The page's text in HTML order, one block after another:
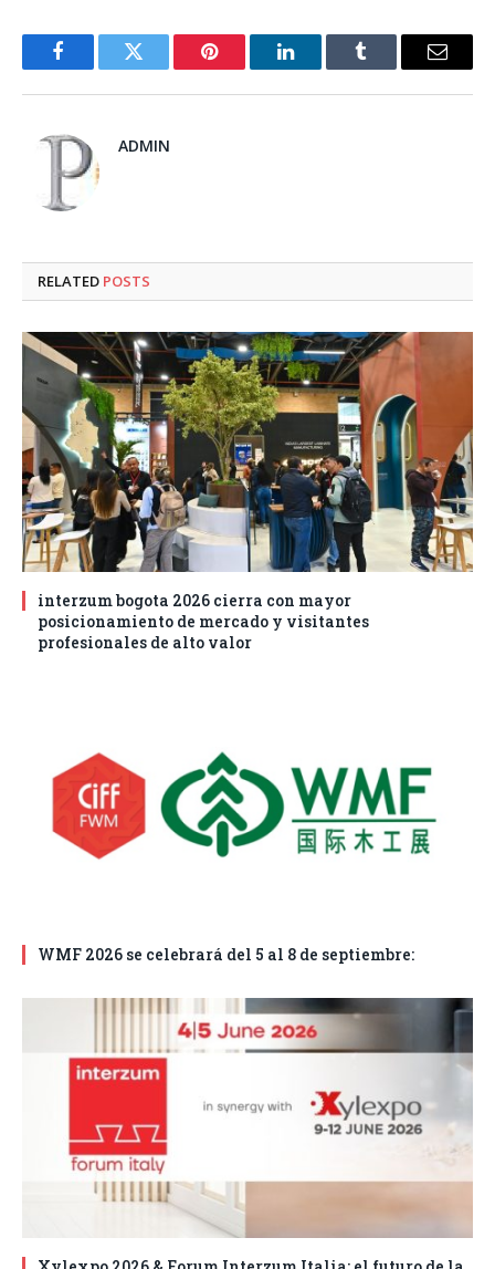
FacebookTwitter Pinterest LinkedInTumblr Email
ADMIN
RELATED POSTS
interzum bogota 2026 cierra con mayor
posicionamiento de mercado y visitantes
profesionales de alto valor
WMF 2026 se celebrará del 5 al 8 de septiembre: